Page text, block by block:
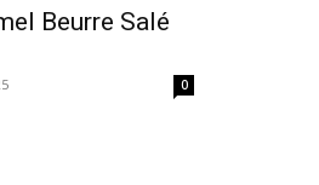
Beurre Salé
0